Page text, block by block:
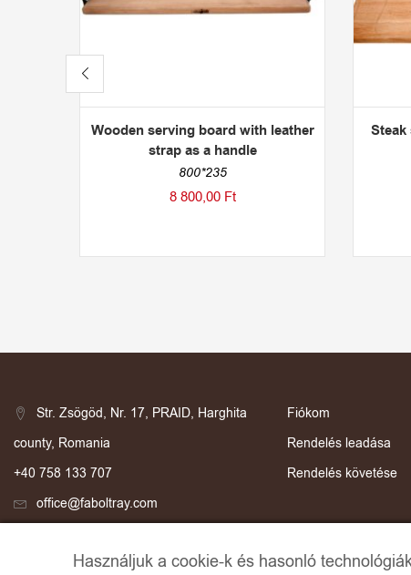
Wooden serving board with leather
strap as a handle
800*235
8 800,00 Ft
Str. Zsögöd, Nr. 17, PRAID, Harghita
county, Romania
+40 758 133 707
office@faboltray.com
Fiókom
Rendelés leadása
Rendelés követése
Használjuk a cookie-k és hasonló